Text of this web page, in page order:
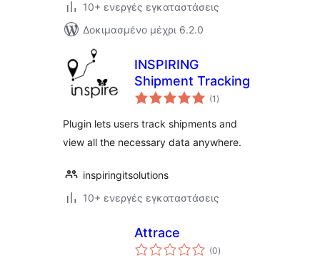
10+ ενεργές εγκαταστάσεις
Δοκιμασμένο μέχρι 6.2.0
INSPIRING
Shipment Tracking
(1 αξιολογήσεις
σύνολο
)
Plugin lets users track shipments and
view all the necessary data anywhere.
inspiringitsolutions
10+ ενεργές εγκαταστάσεις
Attrace
(0αξιολογήσεις
σύνολο
)